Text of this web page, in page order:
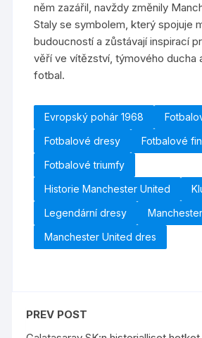
něm zazářil, navždy změnily
Staly se symbolem, který spojuje
budoucností a zůstávají inspirací
věří ve vítězství, týmového ducha
fotbal.
Evropský pohár 1968
Fotbalové dresy
Fotbalové
Fotbalové triumfy
Historie Manchester United
Legendární dresy
Manchester United dres
PREV POST